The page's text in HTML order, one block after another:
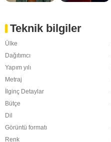
Teknik bilgiler
Ülke
Dağıtımcı
Yapım yılı
Metraj
İlginç Detaylar
Bütçe
Dil
Görüntü formatı
Renk